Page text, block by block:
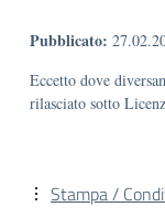
Pubblicato:
Eccetto dove
rilasciato sotto
Stampa /